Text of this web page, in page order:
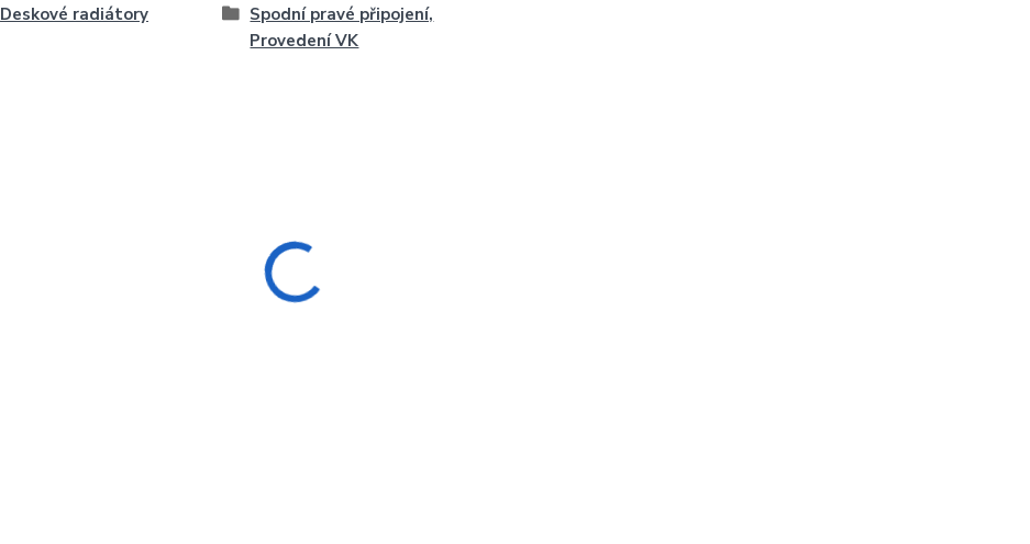
Deskové radiátory
Spodní pravé připojení,
Provedení VK